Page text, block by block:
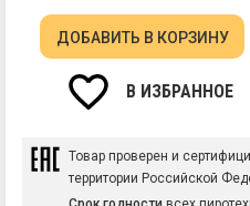
ДОБАВИТЬ В КОРЗИНУ
В ИЗБРАННОЕ
Товар проверен и
территории Российской